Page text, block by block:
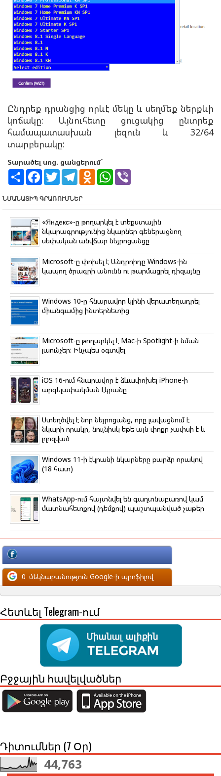
Ընդրեք դրանցից որևէ մեկը և սեղմեք ներքևի
կոճակը: Այնուհետը ցուցակից ընտրեք
համապատասխան լեզուն և 32/64
տարբերակը:
Տարածել սոց. ցանցերում`
S
r
e
F
e
b
o
k
T
w
t
t
r
T
e
g
a
m
O
k
a
s
s
n
i
k
W
s
p
p
r
ՆՄԱՆԱՏԻՊ ԳՐԱՌՈՒՄՆԵՐ
«Яндекс»-ը թողարկել է տեքստային
նկարագրությունից նկարներ գեներացնող
սեփական անվճար նեյրոցանցը
Microsoft-ը փոխել է Անդրոիդը Windows-ին
կապող ծրագրի անունն ու թարմացրել դիզայնը
Windows 10-ը հնարավոր կլինի վերատեղադրել
միանգամից ինտերնետից
Microsoft-ը թողարկել է Mac-ի Spotlight-ի նման
լաունչեր: Ինչպես օգտվել
iOS 16-ում հնարավոր է ձևափոխել iPhone-ի
արգելափակման էկրանը
Ստեղծվել է նոր նեյրոցանց, որը լավացնում է
նկարի որակը, նույնիսկ եթե այն փոքր չափսի է և
լղոզված
Windows 11-ի էկրանի նկարները բարձր որակով
(18 հատ)
WhatsApp-ում հայտնվել են գաղտնաբառով կամ
մատնահետքով (դեմքով) պաշտպանված չաթեր
մեկնաբանություն Facebook-ի պրոֆիլով
0 մեկնաբանություն Google-ի պրոֆիլով
Հետևել Telegram-ում
Բջջային հավելվածներ
Դիտումներ (7 Օր)
44,763